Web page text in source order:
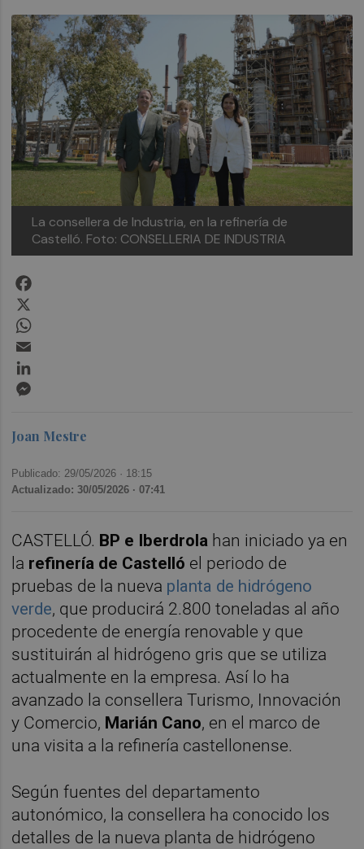
La consellera de Industria, en la refinería de
Castelló. Foto: CONSELLERIA DE INDUSTRIA
Joan Mestre
Publicado: 29/05/2026 · 18:15
Actualizado: 30/05/2026 · 07:41
CASTELLÓ. BP e Iberdrola han iniciado ya en
la refinería de Castelló el periodo de
pruebas de la nueva planta de hidrógeno
verde, que producirá 2.800 toneladas al año
procedente de energía renovable y que
sustituirán al hidrógeno gris que se utiliza
actualmente en la empresa. Así lo ha
avanzado la consellera Turismo, Innovación
y Comercio, Marián Cano, en el marco de
una visita a la refinería castellonense.
Según fuentes del departamento
autonómico, la consellera ha conocido los
detalles de la nueva planta de hidrógeno